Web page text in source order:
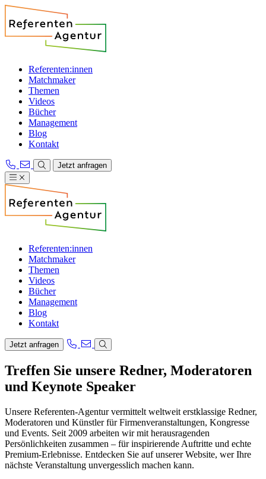
Referenten:innen
Matchmaker
Themen
Videos
Bücher
Management
Blog
Kontakt
Jetzt anfragen
Referenten:innen
Matchmaker
Themen
Videos
Bücher
Management
Blog
Kontakt
Jetzt anfragen
Treffen Sie unsere Redner, Moderatoren
und Keynote Speaker
Unsere Referenten-Agentur vermittelt weltweit erstklassige Redner,
Moderatoren und Künstler für Firmenveranstaltungen, Kongresse
und Events. Seit 2009 arbeiten wir mit herausragenden
Persönlichkeiten zusammen – für inspirierende Auftritte und echte
Premium-Erlebnisse. Entdecken Sie auf unserer Website, wer Ihre
nächste Veranstaltung unvergesslich machen kann.